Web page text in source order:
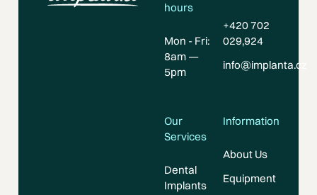
hours
Mon - Fri:
8am —
5pm
+420 702
029,924
info@implanta.cz
Our
Services
Dental
Implants
Information
About Us
Equipment